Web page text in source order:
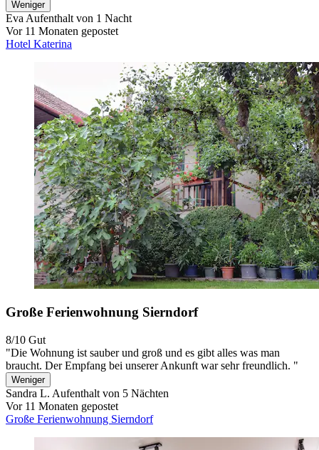
Weniger
Eva Aufenthalt von 1 Nacht
Vor 11 Monaten gepostet
Hotel Katerina
Große Ferienwohnung Sierndorf
8/10 Gut
"Die Wohnung ist sauber und groß und es gibt alles was man
braucht. Der Empfang bei unserer Ankunft war sehr freundlich. "
Weniger
Sandra L. Aufenthalt von 5 Nächten
Vor 11 Monaten gepostet
Große Ferienwohnung Sierndorf